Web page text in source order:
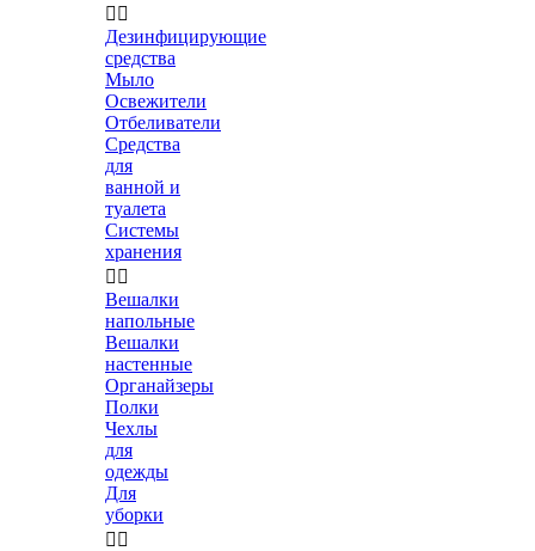
 
Дезинфицирующие
средства
Мыло
Освежители
Отбеливатели
Средства
для
ванной и
туалета
Системы
хранения
 
Вешалки
напольные
Вешалки
настенные
Органайзеры
Полки
Чехлы
для
одежды
Для
уборки
 